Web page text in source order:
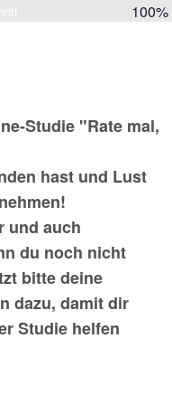
100%
Studie "Rate mal,
hast und Lust
und auch
du noch nicht
bitte deine
dazu, damit dir
Studie helfen